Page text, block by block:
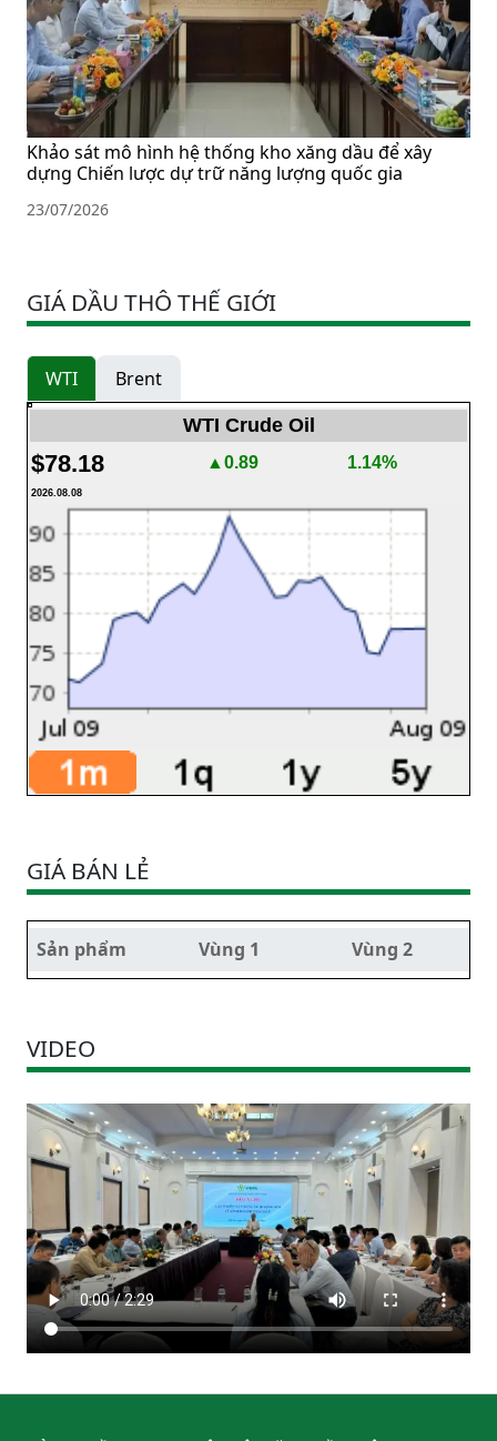
Khảo sát mô hình hệ thống kho xăng dầu để xây
dựng Chiến lược dự trữ năng lượng quốc gia
23/07/2026
GIÁ DẦU THÔ THẾ GIỚI
WTI Brent
WTI Crude Oil
$78.18 ▲0.89 1.14%
2026.08.08
GIÁ BÁN LẺ
Sản phẩm Vùng 1 Vùng 2
VIDEO